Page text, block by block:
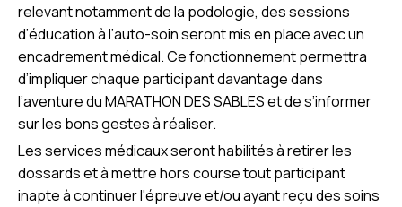
relevant notamment de la podologie, des sessions
d’éducation à l’auto-soin seront mis en place avec un
encadrement médical. Ce fonctionnement permettra
d’impliquer chaque participant davantage dans
l’aventure du MARATHON DES SABLES et de s’informer
sur les bons gestes à réaliser.
Les services médicaux seront habilités à retirer les
dossards et à mettre hors course tout participant
inapte à continuer l'épreuve et/ou ayant reçu des soins